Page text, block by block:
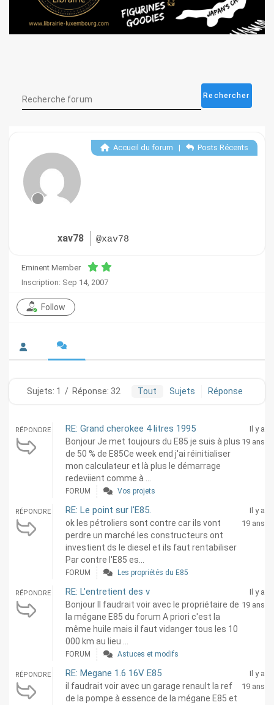
xav78 @xav78
Accueil du forum | Posts Récents
Eminent Member
Inscription: Sep 14, 2007
Follow
Sujets: 1 / Réponse: 32 Tout Sujets Réponse
RÉPONDRE RE: Grand cherokee 4 litres 1995
Bonjour Je met toujours du E85 je suis à plus
de 50 % de E85Ce week end j'ai réinitialiser
mon calculateur et là plus le démarrage
redeviient comme à ...
Il y a
19 ans
FORUM Vos projets
RÉPONDRE RE: Le point sur l'E85.
ok les pétroliers sont contre car ils vont
perdre un marché les constructeurs ont
investient ds le diesel et ils faut rentabiliser
Par contre l'E85 es...
Il y a
19 ans
FORUM Les propriétés du E85
RÉPONDRE RE: L'entretient des v
Bonjour Il faudrait voir avec le propriétaire de
la mégane E85 du forum A priori c'est la
même huile mais il faut vidanger tous les 10
000 km au lieu ...
Il y a
19 ans
FORUM Astuces et modifs
RÉPONDRE RE: Megane 1.6 16V E85
il faudrait voir avec un garage renault la ref
de la pompe à essence de la mégane E85 et
Il y a
19 ans